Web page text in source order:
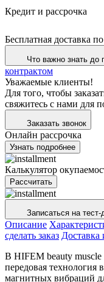
Кредит и рассрочка
Бесплатная доставка
Что важно знать до
контрактом
Уважаемые клиенты!
Для того, чтобы
свяжитесь с нами для
Заказать звонок
Онлайн рассрочка
Узнать подробнее
Калькулятор
Рассчитать
Записаться на тест-
Описание
сделать заказ Доставка
В HIFEM beauty muscle
передовая
магнитных вибраций